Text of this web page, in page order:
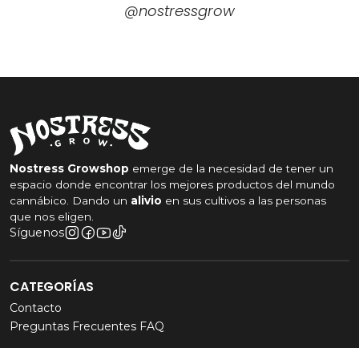
@nostressgrow
Nostress Growshop emerge de la necesidad de tener un
espacio donde encontrar los mejores productos del mundo
cannábico. Dando un alivio en sus cultivos a las personas
que nos eligen.
Síguenos
CATEGORÍAS
Contacto
Preguntas Frecuentes FAQ